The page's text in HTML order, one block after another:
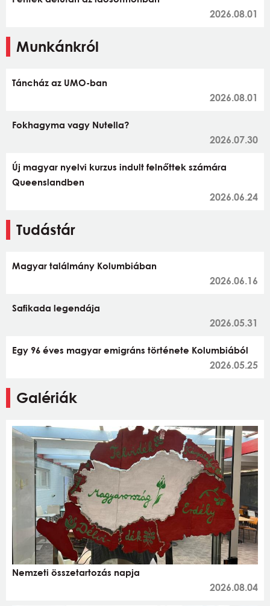
2026.08.01
Munkánkról
Táncház az UMO-ban
2026.08.01
Fokhagyma vagy Nutella?
2026.07.30
Új magyar nyelvi kurzus indult felnőttek számára
Queenslandben
2026.06.24
Tudástár
Magyar találmány Kolumbiában
2026.06.16
Safikada legendája
2026.05.31
Egy 96 éves magyar emigráns története Kolumbiából
2026.05.25
Galériák
Nemzeti összetartozás napja
2026.08.04